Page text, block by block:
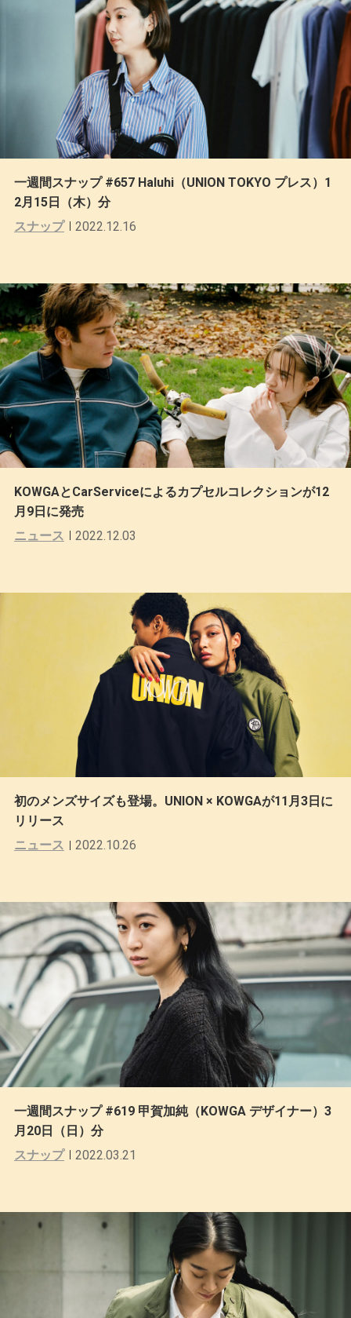
一週間スナップ #657 Haluhi（UNION TOKYO プレス）1
2月15日（木）分
スナップ
2022.12.16
KOWGAとCarServiceによるカプセルコレクションが12
月9日に発売
ニュース
2022.12.03
初のメンズサイズも登場。UNION × KOWGAが11月3日に
リリース
ニュース
2022.10.26
一週間スナップ #619 甲賀加純（KOWGA デザイナー）3
月20日（日）分
スナップ
2022.03.21